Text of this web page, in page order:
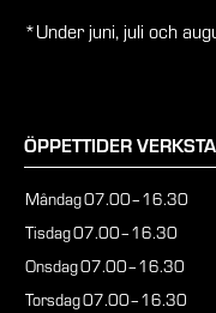
*Under juni, juli och
ÖPPETTIDER
Måndag07.00–16.30
Tisdag07.00–16.30
Onsdag07.00–16.30
Torsdag07.00–16.30